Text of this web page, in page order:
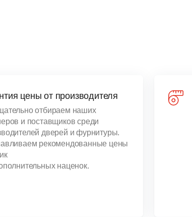
цены от производителя
отбираем наших
и поставщиков среди
дверей и фурнитуры.
рекомендованные цены
наценок.